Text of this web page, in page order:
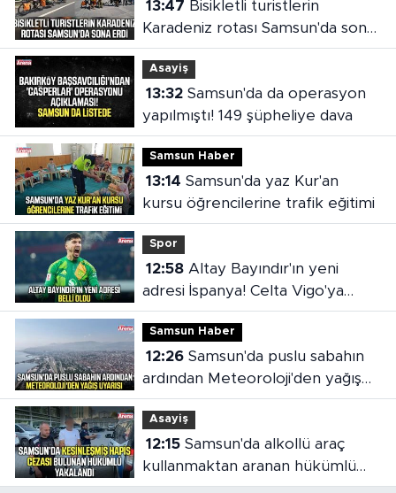
13:47
Karadeniz rotası Samsun'da sona
erdi
Asayiş
13:32Samsun'da da operasyon
yapılmıştı! 149 şüpheliye dava
Samsun Haber
13:14
kursu öğrencilerine trafik eğitimi
Spor
12:58Altay Bayındır'ın yeni
adresi İspanya! Celta Vigo'ya
kiralandı
Samsun Haber
12:26Samsun'da puslu sabahın
ardından Meteoroloji'den yağış
uyarısı
Asayiş
12:15Samsun'da alkollü araç
kullanmaktan aranan hükümlü
cezaevine gönderildi